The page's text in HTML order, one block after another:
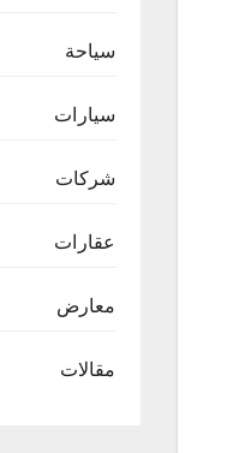
سياحة
سيارات
شركات
عقارات
معارض
مقالات